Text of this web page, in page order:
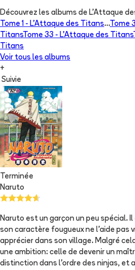
Découvrez les albums de L'Attaque
Tome 1 - L'Attaque des Titans...Tome
TitansTome 33 - L'Attaque des Titans
Titans
Voir tous les albums
+
Suivie
Terminée
Naruto
Naruto est un garçon un peu spécial.
son caractère fougueux ne l'aide pas
apprécier dans son village. Malgré
une ambition: celle de devenir un
distinction dans l'ordre des ninjas, et